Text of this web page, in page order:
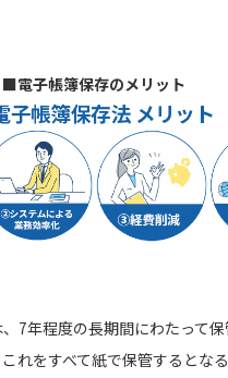
■電子帳簿保存のメリット
7年程度の長期間にわたって
れをすべて紙で保管するとな